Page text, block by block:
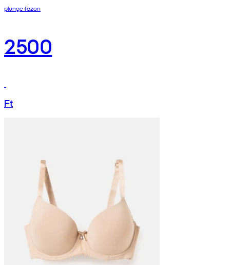
plunge fazon
2500
Ft